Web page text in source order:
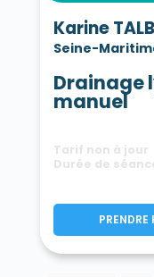
Karine
Seine-
Drainage
manuel
Tarif non à jour
Durée de